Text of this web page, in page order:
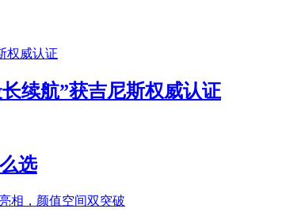
续航”获吉尼斯权威认证
选